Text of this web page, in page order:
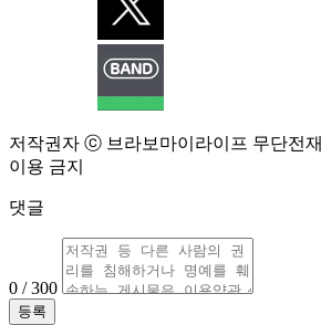
저작권자 ⓒ 브라보마이라이프 무단전
이용 금지
댓글
0 / 300